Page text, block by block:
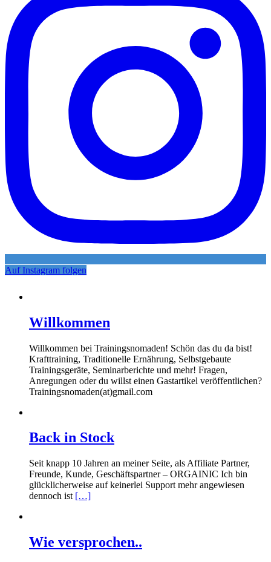
Auf Instagram folgen
Willkommen
Willkommen bei Trainingsnomaden! Schön das du da bist!
Krafttraining, Traditionelle Ernährung, Selbstgebaute
Trainingsgeräte, Seminarberichte und mehr! Fragen,
Anregungen oder du willst einen Gastartikel veröffentlichen?
Trainingsnomaden(at)gmail.com
Back in Stock
Seit knapp 10 Jahren an meiner Seite, als Affiliate Partner,
Freunde, Kunde, Geschäftspartner – ORGAINIC Ich bin
glücklicherweise auf keinerlei Support mehr angewiesen
dennoch ist […]
Wie versprochen..